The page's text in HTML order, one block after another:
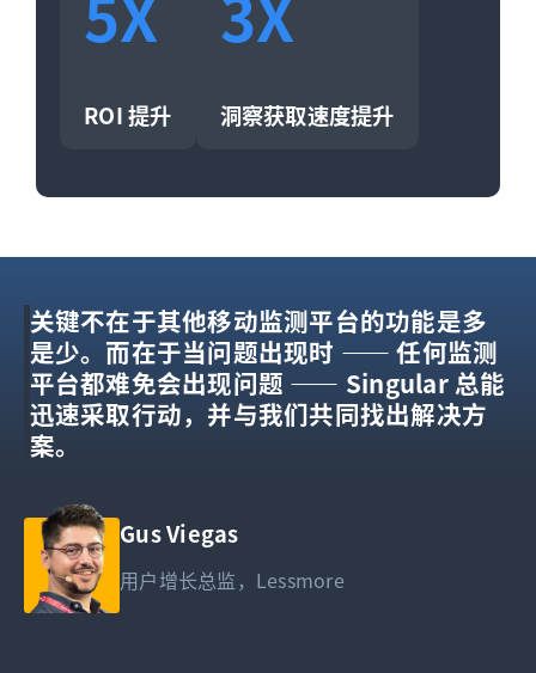
ROI 提升 洞察获取速度提升
关键不在于其他移动监测平台的功能是多
是少。而在于当问题出现时 —— 任何监测
平台都难免会出现问题 —— Singular 总能
迅速采取行动，并与我们共同找出解决方
案。
Gus Viegas
用户增长总监，Lessmore
在众多解决方案中，Singular 脱颖而出，
它愿意直接与合规合作伙伴协作，共同探
讨 [为构建合规的儿童应用衡量方案] 所需
满足的要求。
用户获取与广告变现总监，TutuToons
我们需要将所有效果数据和创意数据汇总
到统一平台。在使用之前的服务商时，我
们必须通过其 API 提取数据，并自行构建
内部看板。
用户获取总监，A Thinking Ape
我们的成功即是 Singular 的成功，我们对
此深有体会。在评估新工具时，我首要考
量的是我们能否成为真正的合作伙伴，抑
或仅仅是报表上的一个数字。
联合创始人兼首席增长官，Pipa Studios
提到 Singular，我想到的是可靠、精准且
及时的分析数据，响应迅速、专业知识丰
富的支持团队，以及便捷的数据导出与使
用体验。
产品增长总监，OYO